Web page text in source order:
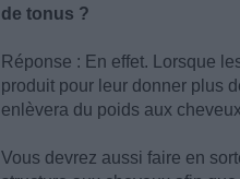
de tonus ?
Réponse : En effet. Lorsque
produit pour leur donner plus
enlèvera du poids aux
Vous devrez aussi faire en